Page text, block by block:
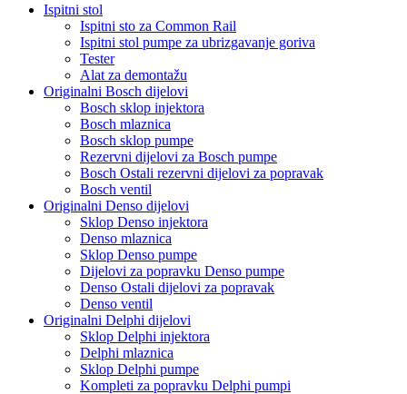
Ispitni stol
Ispitni sto za Common Rail
Ispitni stol pumpe za ubrizgavanje goriva
Tester
Alat za demontažu
Originalni Bosch dijelovi
Bosch sklop injektora
Bosch mlaznica
Bosch sklop pumpe
Rezervni dijelovi za Bosch pumpe
Bosch Ostali rezervni dijelovi za popravak
Bosch ventil
Originalni Denso dijelovi
Sklop Denso injektora
Denso mlaznica
Sklop Denso pumpe
Dijelovi za popravku Denso pumpe
Denso Ostali dijelovi za popravak
Denso ventil
Originalni Delphi dijelovi
Sklop Delphi injektora
Delphi mlaznica
Sklop Delphi pumpe
Kompleti za popravku Delphi pumpi